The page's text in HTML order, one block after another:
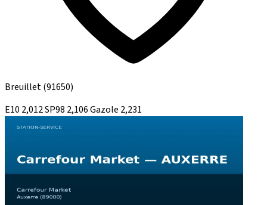
Breuillet(91650)
E10 2,012SP98 2,106Gazole 2,231